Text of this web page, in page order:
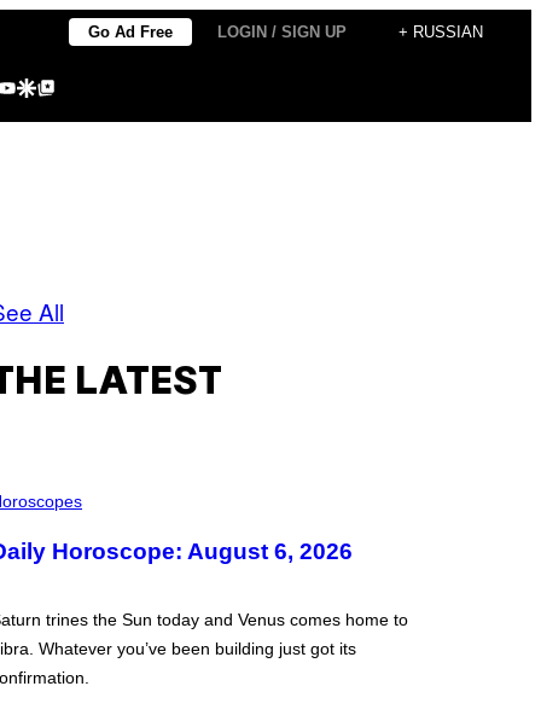
Go Ad Free LOGIN / SIGN UP + RUSSIAN
YouTube
Google Discover
Google Top Posts
All
LATEST
Horoscope: August 6, 2026
trines the Sun today and Venus comes home to
Whatever you’ve been building just got its